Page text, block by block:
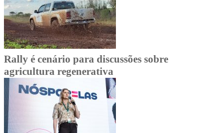
Rally é cenário para discussões sobre
agricultura regenerativa